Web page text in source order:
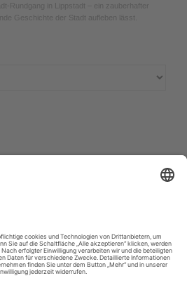
Rundgang in Lippstadt – ein zauberhafter
Geschichte der Stadt aufleben lässt.
Kontakt|Partner und Netzwerke|Karriere